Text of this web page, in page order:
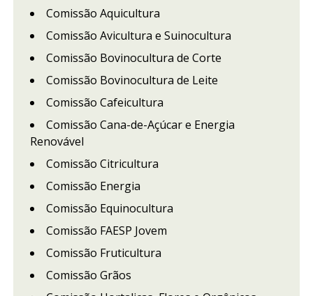
Comissão Aquicultura
Comissão Avicultura e Suinocultura
Comissão Bovinocultura de Corte
Comissão Bovinocultura de Leite
Comissão Cafeicultura
Comissão Cana-de-Açúcar e Energia
Renovável
Comissão Citricultura
Comissão Energia
Comissão Equinocultura
Comissão FAESP Jovem
Comissão Fruticultura
Comissão Grãos